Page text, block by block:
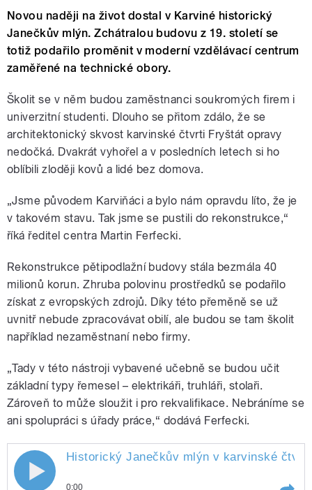
Novou naději na život dostal v Karviné historický
Janečkův mlýn. Zchátralou budovu z 19. století se
totiž podařilo proměnit v moderní vzdělávací centrum
zaměřené na technické obory.
Školit se v něm budou zaměstnanci soukromých firem i
univerzitní studenti. Dlouho se přitom zdálo, že se
architektonický skvost karvinské čtvrti Fryštát opravy
nedočká. Dvakrát vyhořel a v posledních letech si ho
oblíbili zloději kovů a lidé bez domova.
„Jsme původem Karviňáci a bylo nám opravdu líto, že je
v takovém stavu. Tak jsme se pustili do rekonstrukce,“
říká ředitel centra Martin Ferfecki.
Rekonstrukce pětipodlažní budovy stála bezmála 40
milionů korun. Zhruba polovinu prostředků se podařilo
získat z evropských zdrojů. Díky této přeměně se už
uvnitř nebude zpracovávat obilí, ale budou se tam školit
například nezaměstnaní nebo firmy.
„Tady v této nástroji vybavené učebně se budou učit
základní typy řemesel – elektrikáři, truhláři, stolaři.
Zároveň to může sloužit i pro rekvalifikace. Nebráníme se
ani spolupráci s úřady práce,“ dodává Ferfecki.
Historický Janečkův mlýn v karvinské
0:00